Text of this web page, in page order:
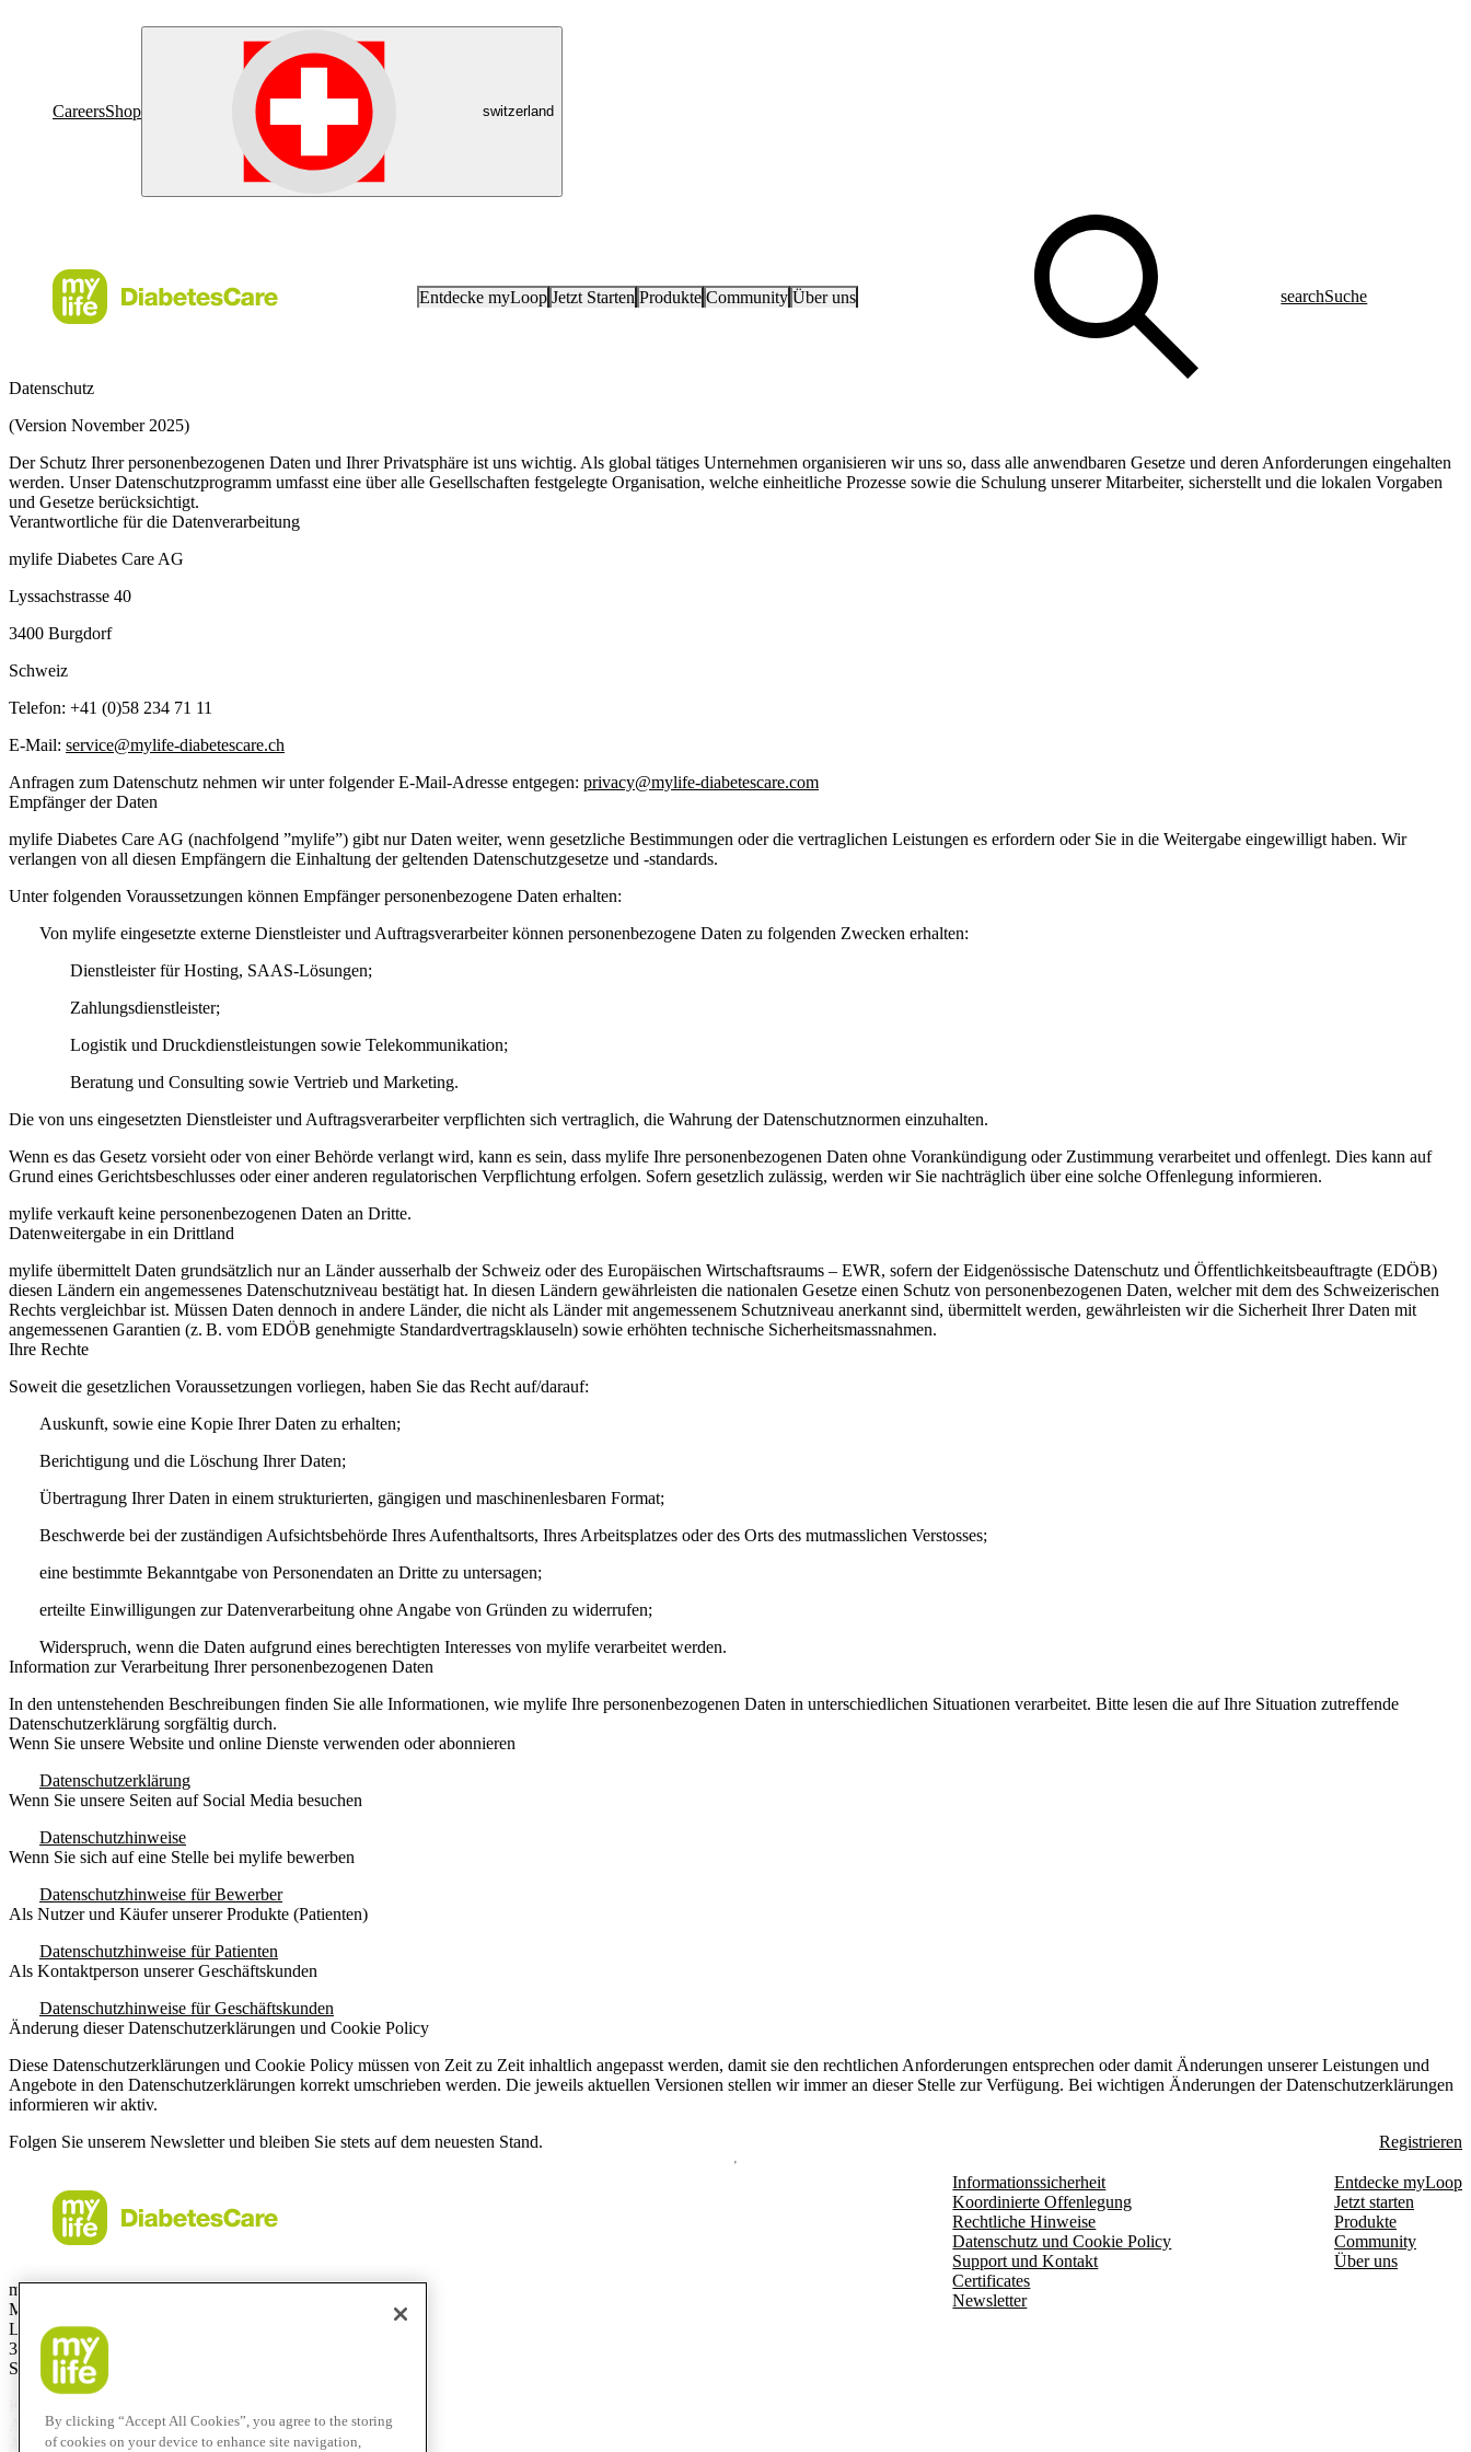
CareersShop switzerland
Entdecke myLoop Jetzt Starten Produkte Community Über uns searchSuche
Datenschutz
(Version November 2025)
Der Schutz Ihrer personenbezogenen Daten und Ihrer Privatsphäre ist uns wichtig. Als global tätiges Unternehmen organisieren wir uns so, dass alle anwendbaren Gesetze und deren Anforderungen eingehalten
werden. Unser Datenschutzprogramm umfasst eine über alle Gesellschaften festgelegte Organisation, welche einheitliche Prozesse sowie die Schulung unserer Mitarbeiter, sicherstellt und die lokalen Vorgaben
und Gesetze berücksichtigt.
Verantwortliche für die Datenverarbeitung
mylife Diabetes Care AG
Lyssachstrasse 40
3400 Burgdorf
Schweiz
Telefon: +41 (0)58 234 71 11
E-Mail: service@mylife-diabetescare.ch
Anfragen zum Datenschutz nehmen wir unter folgender E-Mail-Adresse entgegen: privacy@mylife-diabetescare.com
Empfänger der Daten
mylife Diabetes Care AG (nachfolgend ”mylife”) gibt nur Daten weiter, wenn gesetzliche Bestimmungen oder die vertraglichen Leistungen es erfordern oder Sie in die Weitergabe eingewilligt haben. Wir
verlangen von all diesen Empfängern die Einhaltung der geltenden Datenschutzgesetze und -standards.
Unter folgenden Voraussetzungen können Empfänger personenbezogene Daten erhalten:
Von mylife eingesetzte externe Dienstleister und Auftragsverarbeiter können personenbezogene Daten zu folgenden Zwecken erhalten:
Dienstleister für Hosting, SAAS-Lösungen;
Zahlungsdienstleister;
Logistik und Druckdienstleistungen sowie Telekommunikation;
Beratung und Consulting sowie Vertrieb und Marketing.
Die von uns eingesetzten Dienstleister und Auftragsverarbeiter verpflichten sich vertraglich, die Wahrung der Datenschutznormen einzuhalten.
Wenn es das Gesetz vorsieht oder von einer Behörde verlangt wird, kann es sein, dass mylife Ihre personenbezogenen Daten ohne Vorankündigung oder Zustimmung verarbeitet und offenlegt. Dies kann auf
Grund eines Gerichtsbeschlusses oder einer anderen regulatorischen Verpflichtung erfolgen. Sofern gesetzlich zulässig, werden wir Sie nachträglich über eine solche Offenlegung informieren.
mylife verkauft keine personenbezogenen Daten an Dritte.
Datenweitergabe in ein Drittland
mylife übermittelt Daten grundsätzlich nur an Länder ausserhalb der Schweiz oder des Europäischen Wirtschaftsraums – EWR, sofern der Eidgenössische Datenschutz und Öffentlichkeitsbeauftragte (EDÖB)
diesen Ländern ein angemessenes Datenschutzniveau bestätigt hat. In diesen Ländern gewährleisten die nationalen Gesetze einen Schutz von personenbezogenen Daten, welcher mit dem des Schweizerischen
Rechts vergleichbar ist. Müssen Daten dennoch in andere Länder, die nicht als Länder mit angemessenem Schutzniveau anerkannt sind, übermittelt werden, gewährleisten wir die Sicherheit Ihrer Daten mit
angemessenen Garantien (z. B. vom EDÖB genehmigte Standardvertragsklauseln) sowie erhöhten technische Sicherheitsmassnahmen.
Ihre Rechte
Soweit die gesetzlichen Voraussetzungen vorliegen, haben Sie das Recht auf/darauf:
Auskunft, sowie eine Kopie Ihrer Daten zu erhalten;
Berichtigung und die Löschung Ihrer Daten;
Übertragung Ihrer Daten in einem strukturierten, gängigen und maschinenlesbaren Format;
Beschwerde bei der zuständigen Aufsichtsbehörde Ihres Aufenthaltsorts, Ihres Arbeitsplatzes oder des Orts des mutmasslichen Verstosses;
eine bestimmte Bekanntgabe von Personendaten an Dritte zu untersagen;
erteilte Einwilligungen zur Datenverarbeitung ohne Angabe von Gründen zu widerrufen;
Widerspruch, wenn die Daten aufgrund eines berechtigten Interesses von mylife verarbeitet werden.
Information zur Verarbeitung Ihrer personenbezogenen Daten
In den untenstehenden Beschreibungen finden Sie alle Informationen, wie mylife Ihre personenbezogenen Daten in unterschiedlichen Situationen verarbeitet. Bitte lesen die auf Ihre Situation zutreffende
Datenschutzerklärung sorgfältig durch.
Wenn Sie unsere Website und online Dienste verwenden oder abonnieren
Datenschutzerklärung
Wenn Sie unsere Seiten auf Social Media besuchen
Datenschutzhinweise
Wenn Sie sich auf eine Stelle bei mylife bewerben
Datenschutzhinweise für Bewerber
Als Nutzer und Käufer unserer Produkte (Patienten)
Datenschutzhinweise für Patienten
Als Kontaktperson unserer Geschäftskunden
Datenschutzhinweise für Geschäftskunden
Änderung dieser Datenschutzerklärungen und Cookie Policy
Diese Datenschutzerklärungen und Cookie Policy müssen von Zeit zu Zeit inhaltlich angepasst werden, damit sie den rechtlichen Anforderungen entsprechen oder damit Änderungen unserer Leistungen und
Angebote in den Datenschutzerklärungen korrekt umschrieben werden. Die jeweils aktuellen Versionen stellen wir immer an dieser Stelle zur Verfügung. Bei wichtigen Änderungen der Datenschutzerklärungen
informieren wir aktiv.
Folgen Sie unserem Newsletter und bleiben Sie stets auf dem neuesten Stand.
Registrieren
mylife Diabetes Care AG
Markt Schweiz
Lyssachstrasse 40
3400 Burgdorf
Switzerland
Aus der Schweiz:0800 44 11 44
Aus dem Ausland: +41 58 234 71 11
Informationssicherheit
Koordinierte Offenlegung
Rechtliche Hinweise
Datenschutz und Cookie Policy
Support und Kontakt
Certificates
Newsletter
Entdecke myLoop
Jetzt starten
Produkte
Community
Über uns
By clicking “Accept All Cookies”, you agree to the storing
of cookies on your device to enhance site navigation,